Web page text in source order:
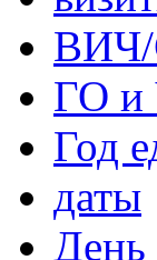
ГО и
Год
даты